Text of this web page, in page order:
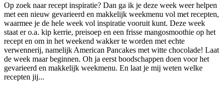
Op zoek naar recept inspiratie? Dan ga ik je deze week weer helpen
met een nieuw gevarieerd en makkelijk weekmenu vol met recepten,
waarmee je de hele week vol inspiratie vooruit kunt. Deze week
staat er o.a. kip kerrie, preisoep en een frisse mangosmoothie op het
recept en om in het weekend wakker te worden met echte
verwennerij, namelijk American Pancakes met witte chocolade! Laat
de week maar beginnen. Oh ja eerst boodschappen doen voor het
gevarieerd en makkelijk weekmenu. En laat je mij weten welke
recepten jij...